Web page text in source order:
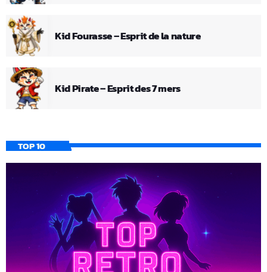
Kid Fourasse – Esprit de la nature
Kid Pirate – Esprit des 7 mers
TOP 10